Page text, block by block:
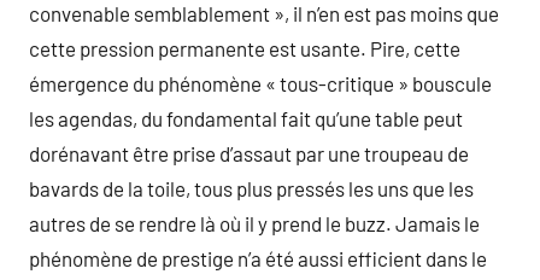
convenable semblablement », il n’en est pas moins que
cette pression permanente est usante. Pire, cette
émergence du phénomène « tous-critique » bouscule
les agendas, du fondamental fait qu’une table peut
dorénavant être prise d’assaut par une troupeau de
bavards de la toile, tous plus pressés les uns que les
autres de se rendre là où il y prend le buzz. Jamais le
phénomène de prestige n’a été aussi efficient dans le